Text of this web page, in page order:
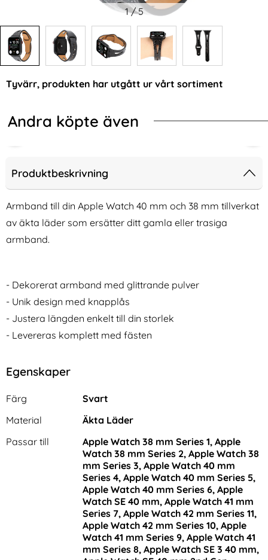
1/5
Tyvärr, produkten har utgått ur vårt sortiment
Andra köpte även
44/45/46/49 mm Silver
Tech-Protect 1.2m USB-C
Trådlös Laddare För Apple
Watch Vit
Art. nr 219067
rea pris
186 krtidigare pris
186 kr Köp
1.2m USB-C Trådlös Laddare För Apple Watch Vit
Watch 42/44/45/46/49 mm
Art. nr 18306
rea pris
236 kr
Äkta Läder Armband Apple
Produktbeskrivning
Armband till din Apple Watch 40 mm och 38 mm tillverkat
av äkta läder som ersätter ditt gamla eller trasiga
armband.
- Dekorerat armband med glittrande pulver
- Unik design med knapplås
- Justera längden enkelt till din storlek
- Levereras komplett med fästen
Egenskaper
Egenskaper/attribut för denna produkt
Attribut
Färg
Svart
Material
Äkta Läder
Passar till
Apple Watch 38 mm Series 1, Apple
Watch 38 mm Series 2, Apple Watch 38
mm Series 3, Apple Watch 40 mm
Series 4, Apple Watch 40 mm Series 5,
Apple Watch 40 mm Series 6, Apple
Watch SE 40 mm, Apple Watch 41 mm
Series 7, Apple Watch 42 mm Series 11,
Apple Watch 42 mm Series 10, Apple
Watch 41 mm Series 9, Apple Watch 41
mm Series 8, Apple Watch SE 3 40 mm,